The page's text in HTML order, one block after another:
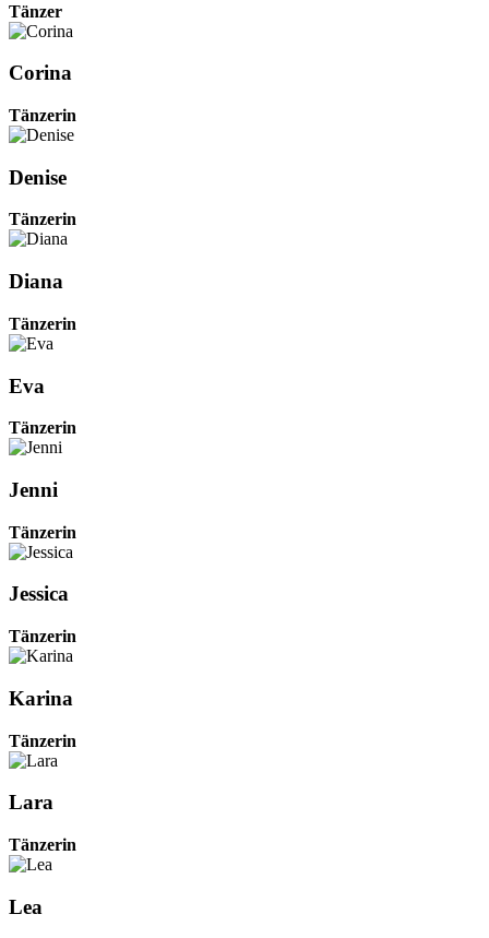
Tänzer
Corina
Tänzerin
Denise
Tänzerin
Diana
Tänzerin
Eva
Tänzerin
Jenni
Tänzerin
Jessica
Tänzerin
Karina
Tänzerin
Lara
Tänzerin
Lea